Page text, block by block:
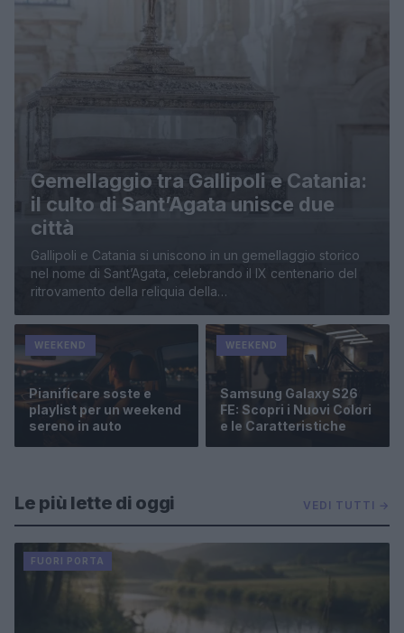
Gemellaggio tra Gallipoli e Catania:
il culto di Sant’Agata unisce due
città
Gallipoli e Catania si uniscono in un gemellaggio storico
nel nome di Sant’Agata, celebrando il IX centenario del
ritrovamento della reliquia della…
WEEKEND
Pianificare soste e
playlist per un weekend
sereno in auto
WEEKEND
Samsung Galaxy S26
FE: Scopri i Nuovi Colori
e le Caratteristiche
Le più lette di oggi VEDI TUTTI →
FUORI PORTA